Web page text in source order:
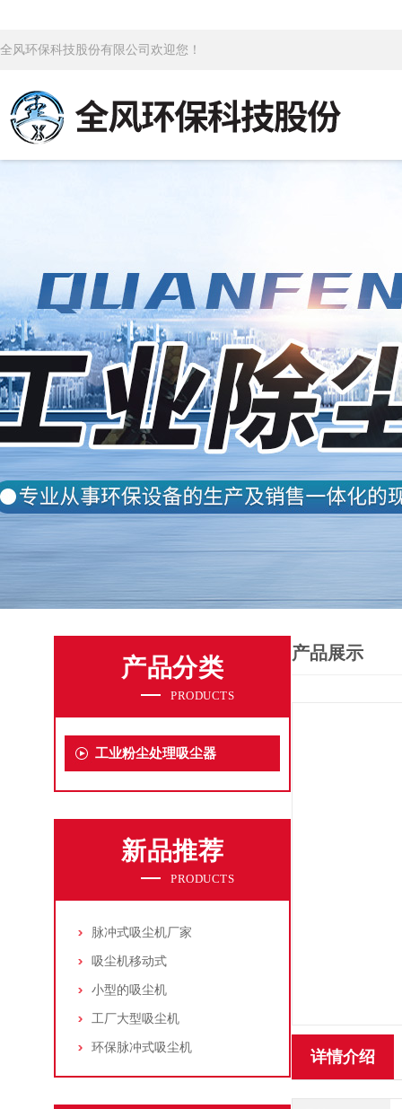
全风环保科技股份有限公司欢迎您！
产品分类
PRODUCTS
工业粉尘处理吸尘器
新品推荐
PRODUCTS
脉冲式吸尘机厂家
吸尘机移动式
小型的吸尘机
工厂大型吸尘机
环保脉冲式吸尘机
产品展示
详情介绍